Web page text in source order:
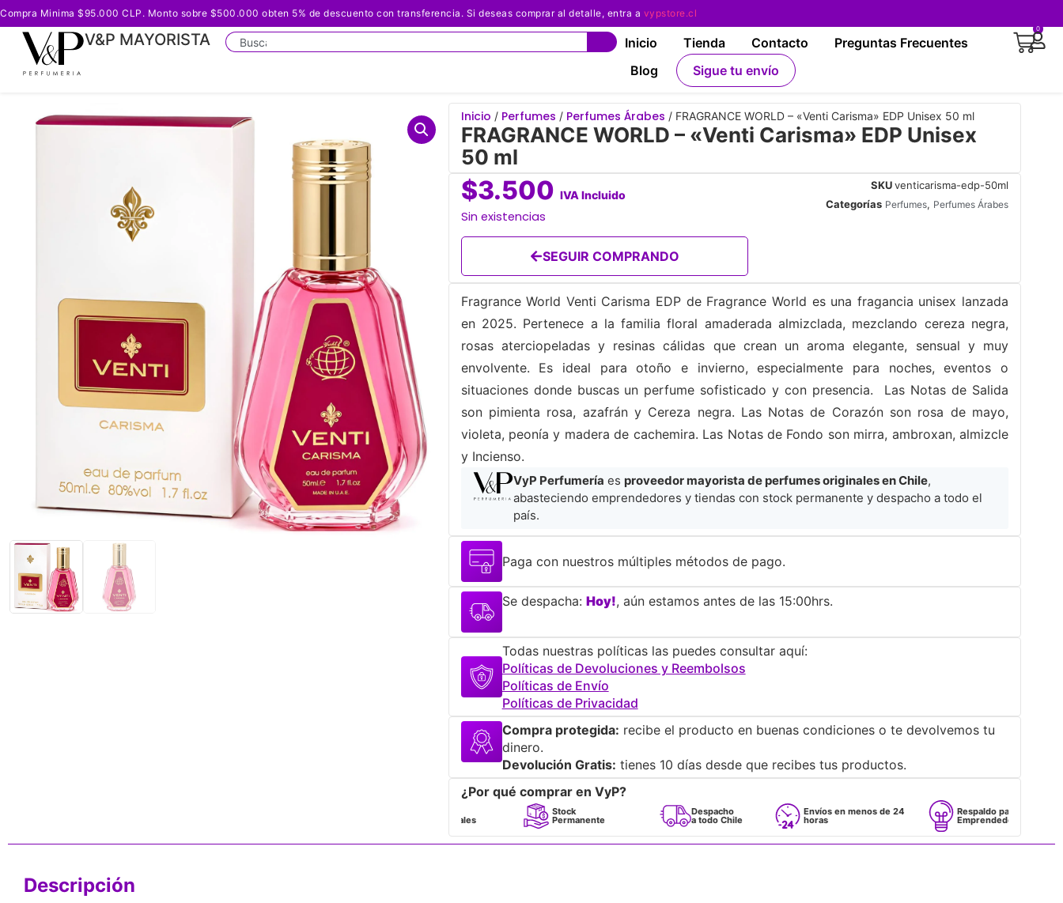
Compra Minima $95.000 CLP. Monto sobre $500.000 obten 5% de descuento con transferencia. Si deseas comprar al detalle, entra a vypstore.cl
V&P MAYORISTA Inicio Tienda Contacto
Preguntas Frecuentes
Blog
Sigue tu envío
0
Inicio / Perfumes / Perfumes Árabes / FRAGRANCE WORLD – «Venti Carisma» EDP Unisex 50 ml
FRAGRANCE WORLD – «Venti Carisma» EDP Unisex
50 ml
$3.500 IVA Incluido
Sin existencias
SEGUIR COMPRANDO
SKUventicarisma-edp-50ml
Categorías Perfumes, Perfumes Árabes
Fragrance World Venti Carisma EDP de Fragrance World es una fragancia unisex lanzada
en 2025. Pertenece a la familia floral amaderada almizclada, mezclando cereza negra,
rosas aterciopeladas y resinas cálidas que crean un aroma elegante, sensual y muy
envolvente. Es ideal para otoño e invierno, especialmente para noches, eventos o
situaciones donde buscas un perfume sofisticado y con presencia. Las Notas de Salida
son pimienta rosa, azafrán y Cereza negra. Las Notas de Corazón son rosa de mayo,
violeta, peonía y madera de cachemira. Las Notas de Fondo son mirra, ambroxan, almizcle
y Incienso.
VyP Perfumería es proveedor mayorista de perfumes originales en Chile,
abasteciendo emprendedores y tiendas con stock permanente y despacho a todo el
país.
Paga con nuestros múltiples métodos de pago.
Se despacha: Hoy!, aún estamos antes de las 15:00hrs.
Todas nuestras políticas las puedes consultar aquí:
Políticas de Devoluciones y Reembolsos
Políticas de Envío
Políticas de Privacidad
Compra protegida: recibe el producto en buenas condiciones o te devolvemos tu
dinero.
Devolución Gratis: tienes 10 días desde que recibes tus productos.
¿Por qué comprar en VyP?
Stock
Permanente
Despacho
a todo Chile
Envíos en menos de 24
horas
Respaldo para
Emprendedores
Descripción